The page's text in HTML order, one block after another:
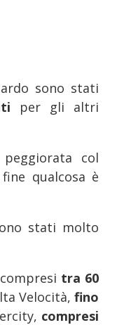
sono stati
per gli altri
col
qualcosa è
stati molto
tra 60
Velocità, fino
compresi